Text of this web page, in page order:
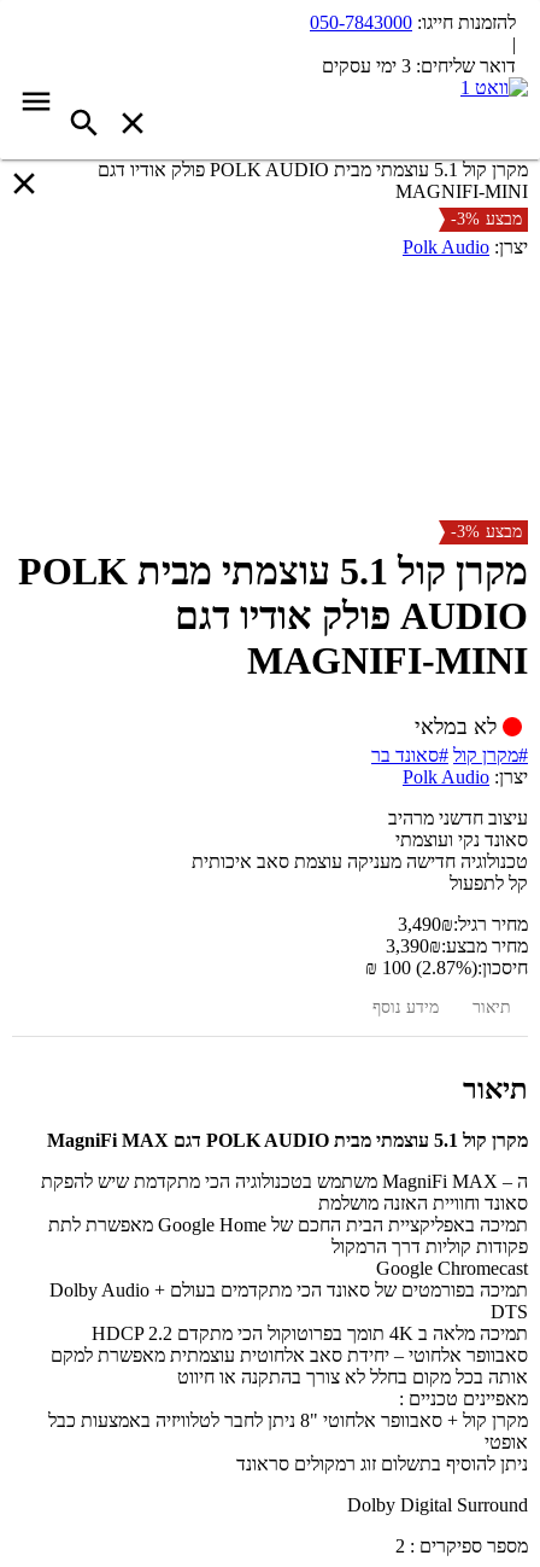
להזמנות חייגו: 050-7843000
|
דואר שליחים: 3 ימי עסקים
מבצע -3%
מקרן קול 5.1 עוצמתי מבית POLK AUDIO פולק אודיו דגם
MAGNIFI-MINI
יצרן: Polk Audio
מבצע -3%
מקרן קול 5.1 עוצמתי מבית POLK
AUDIO פולק אודיו דגם
MAGNIFI-MINI
לא במלאי
#מקרן קול #סאונד בר
יצרן: Polk Audio
עיצוב חדשני מרהיב
סאונד נקי ועוצמתי
טכנולוגיה חדישה מעניקה עוצמת סאב איכותית
קל לתפעול
מחיר רגיל:
3,490₪
מחיר מבצע:
3,390₪
חיסכון:(2.87%) 100 ₪
תיאור מידע נוסף
תיאור
מקרן קול 5.1 עוצמתי מבית POLK AUDIO דגם MagniFi MAX
ה – MagniFi MAX משתמש בטכנולוגיה הכי מתקדמת שיש להפקת
סאונד וחוויית האזנה מושלמת
תמיכה באפליקציית הבית החכם של Google Home מאפשרת לתת
פקודות קוליות דרך הרמקול
Google Chromecast
תמיכה בפורמטים של סאונד הכי מתקדמים בעולם Dolby Audio +
DTS
תמיכה מלאה ב 4K תומך בפרוטוקול הכי מתקדם HDCP 2.2
סאבוופר אלחוטי – יחידת סאב אלחוטית עוצמתית מאפשרת למקם
אותה בכל מקום בחלל לא צורך בהתקנה או חיווט
מאפיינים טכניים :
מקרן קול + סאבוופר אלחוטי "8 ניתן לחבר לטלוויזיה באמצעות כבל
אופטי
ניתן להוסיף בתשלום זוג רמקולים סראונד
Dolby Digital Surround
מספר ספיקרים : 2